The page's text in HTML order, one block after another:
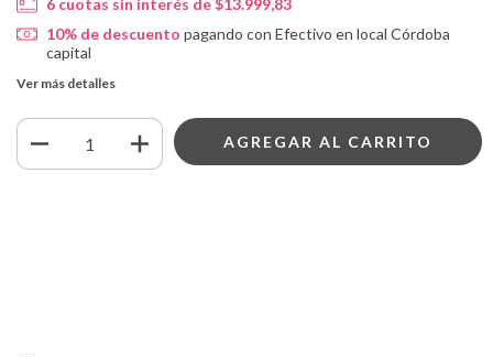
6 cuotas sin interés de$13.999,83
10% de descuento pagando con Efectivo en local Córdoba
capital
Ver más detalles